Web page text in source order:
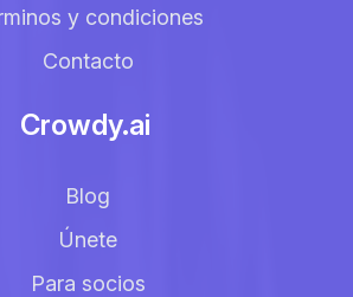
y condiciones
Contacto
Crowdy.ai
Blog
Únete
Para socios